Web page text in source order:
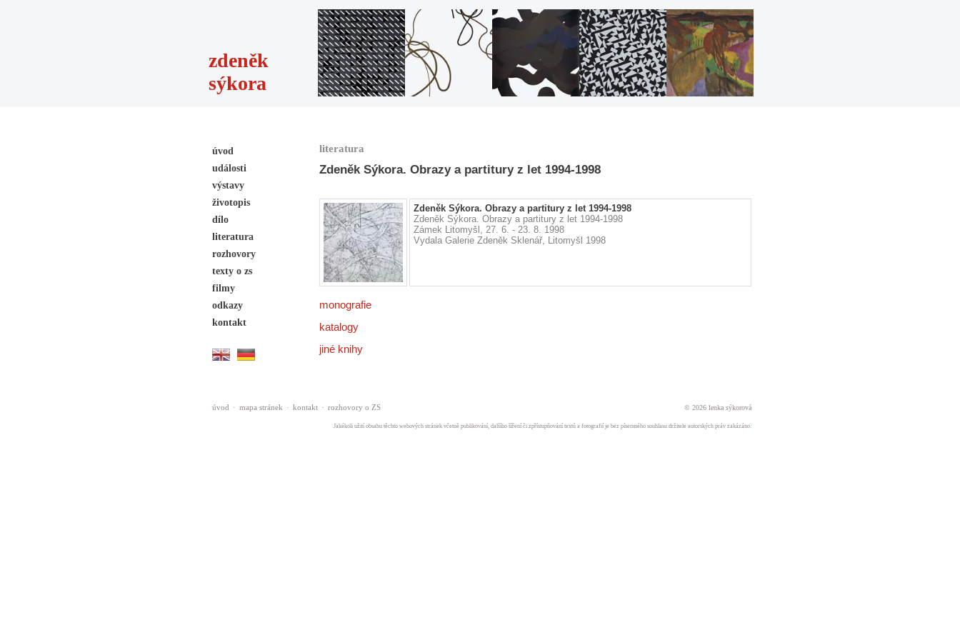
zdeněk
sýkora
úvod
události
výstavy
životopis
dílo
literatura
rozhovory
texty o zs
filmy
odkazy
kontakt
literatura
Zdeněk Sýkora. Obrazy a partitury z let 1994-1998
Zdeněk Sýkora. Obrazy a partitury z let 1994-1998
Zdeněk Sýkora. Obrazy a partitury z let 1994-1998
Zámek Litomyšl, 27. 6. - 23. 8. 1998
Vydala Galerie Zdeněk Sklenář, Litomyšl 1998
monografie
katalogy
jiné knihy
© 2026 lenka sýkorová
úvod · mapa stránek · kontakt · rozhovory o ZS
Jakékoli užití obsahu těchto webových stránek včetně publikování, dalšího šíření či zpřístupňování textů a fotografií je bez písemného souhlasu držitele autorských práv zakázáno.